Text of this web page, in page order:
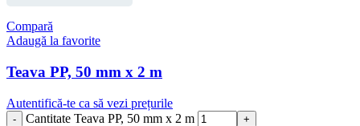
Compară
Adaugă la favorite
Teava PP, 50 mm x 2 m
Autentifică-te ca să vezi prețurile
Cantitate Teava PP, 50 mm x 2 m